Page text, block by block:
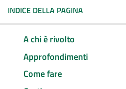
INDICE DELLA PAGINA
A chi è rivolto
Approfondimenti
Come fare